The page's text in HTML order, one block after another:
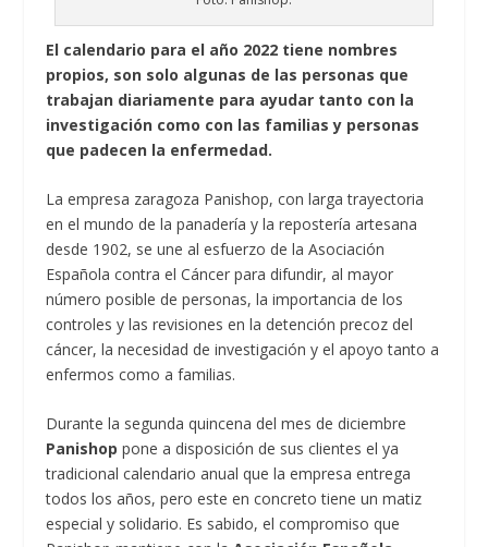
El calendario para el año 2022 tiene nombres
propios, son solo algunas de las personas que
trabajan diariamente para ayudar tanto con la
investigación como con las familias y personas
que padecen la enfermedad.
La empresa zaragoza Panishop, con larga trayectoria
en el mundo de la panadería y la repostería artesana
desde 1902, se une al esfuerzo de la Asociación
Española contra el Cáncer para difundir, al mayor
número posible de personas, la importancia de los
controles y las revisiones en la detención precoz del
cáncer, la necesidad de investigación y el apoyo tanto a
enfermos como a familias.
Durante la segunda quincena del mes de diciembre
Panishop pone a disposición de sus clientes el ya
tradicional calendario anual que la empresa entrega
todos los años, pero este en concreto tiene un matiz
especial y solidario. Es sabido, el compromiso que